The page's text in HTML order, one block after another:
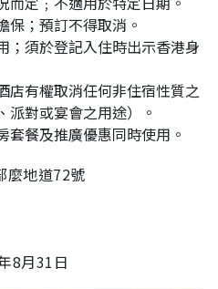
保；預訂不得取消。
；須於登記入住時出示香港身
店有權取消任何非住宿性質之
派對或宴會之用途）。
套餐及推廣優惠同時使用。
麼地道72號
8月31日